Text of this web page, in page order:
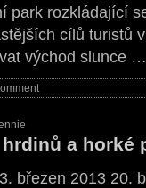
park rozkládající
cílů turistů
východ slunce
a horké
březen 2013 20.